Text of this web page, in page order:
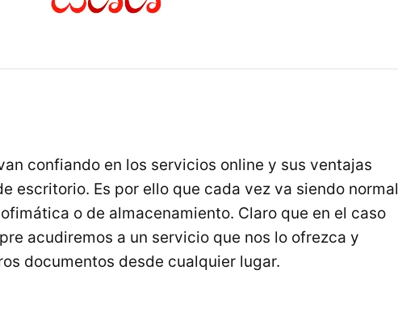
confiando en los servicios online y sus ventajas
escritorio. Es por ello que cada vez va siendo normal
o de almacenamiento. Claro que en el caso
acudiremos a un servicio que nos lo ofrezca y
documentos desde cualquier lugar.